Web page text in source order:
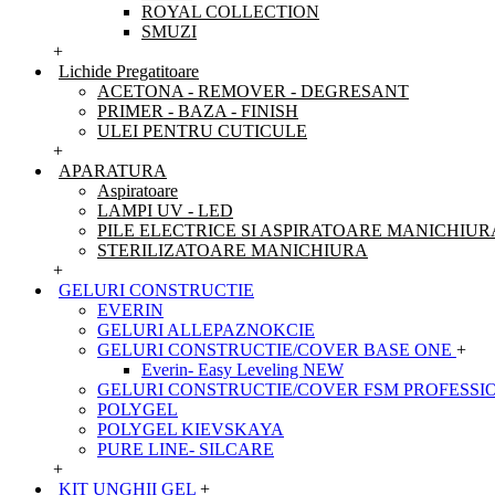
ROYAL COLLECTION
SMUZI
+
Lichide Pregatitoare
ACETONA - REMOVER - DEGRESANT
PRIMER - BAZA - FINISH
ULEI PENTRU CUTICULE
+
APARATURA
Aspiratoare
LAMPI UV - LED
PILE ELECTRICE SI ASPIRATOARE
STERILIZATOARE MANICHIURA
+
GELURI CONSTRUCTIE
EVERIN
GELURI ALLEPAZNOKCIE
GELURI CONSTRUCTIE/COVER BASE ONE +
Everin- Easy Leveling NEW
GELURI CONSTRUCTIE/COVER FSM
POLYGEL
POLYGEL KIEVSKAYA
PURE LINE- SILCARE
+
KIT UNGHII GEL +